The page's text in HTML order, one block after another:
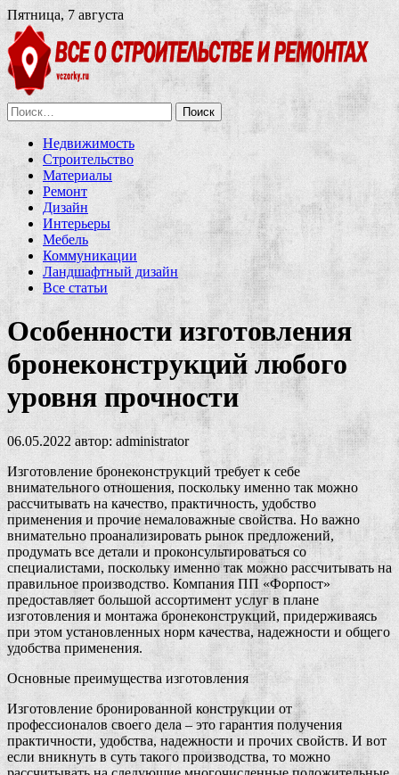
Пятница, 7 августа
Найти:
Недвижимость
Строительство
Материалы
Ремонт
Дизайн
Интерьеры
Мебель
Коммуникации
Ландшафтный дизайн
Все статьи
Особенности изготовления
бронеконструкций любого
уровня прочности
06.05.2022 автор: administrator
Изготовление бронеконструкций требует к себе
внимательного отношения, поскольку именно так можно
рассчитывать на качество, практичность, удобство
применения и прочие немаловажные свойства. Но важно
внимательно проанализировать рынок предложений,
продумать все детали и проконсультироваться со
специалистами, поскольку именно так можно рассчитывать на
правильное производство. Компания ПП «Форпост»
предоставляет большой ассортимент услуг в плане
изготовления и монтажа бронеконструкций, придерживаясь
при этом установленных норм качества, надежности и общего
удобства применения.
Основные преимущества изготовления
Изготовление бронированной конструкции от
профессионалов своего дела – это гарантия получения
практичности, удобства, надежности и прочих свойств. И вот
если вникнуть в суть такого производства, то можно